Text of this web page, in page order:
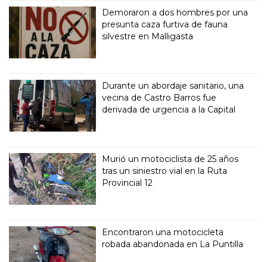
Demoraron a dos hombres por una
presunta caza furtiva de fauna
silvestre en Malligasta
Durante un abordaje sanitario, una
vecina de Castro Barros fue
derivada de urgencia a la Capital
Murió un motociclista de 25 años
tras un siniestro vial en la Ruta
Provincial 12
Encontraron una motocicleta
robada abandonada en La Puntilla